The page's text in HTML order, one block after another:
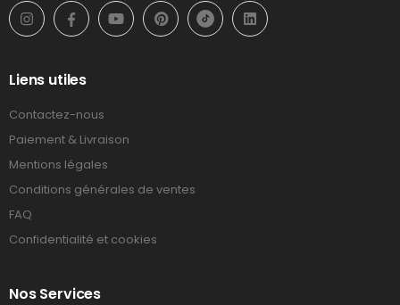
Liens utiles
Contactez-nous
Paiement & Livraison
Mentions légales
Conditions générales de ventes
FAQ
Confidentialité et cookies
Nos Services